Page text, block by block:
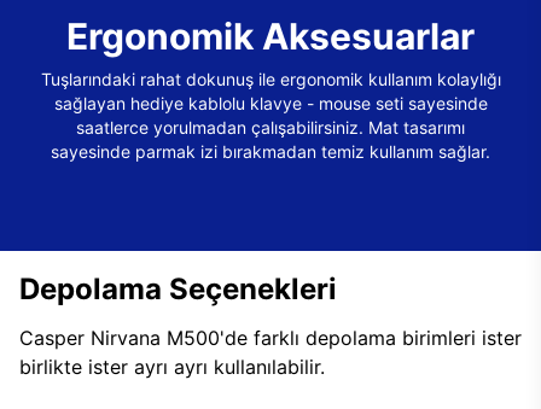
Ergonomik Aksesuarlar
Tuşlarındaki rahat dokunuş ile ergonomik kullanım kolaylığı
sağlayan hediye kablolu klavye - mouse seti sayesinde
saatlerce yorulmadan çalışabilirsiniz. Mat tasarımı
sayesinde parmak izi bırakmadan temiz kullanım sağlar.
Depolama Seçenekleri
Casper Nirvana M500'de farklı depolama birimleri ister
birlikte ister ayrı ayrı kullanılabilir.